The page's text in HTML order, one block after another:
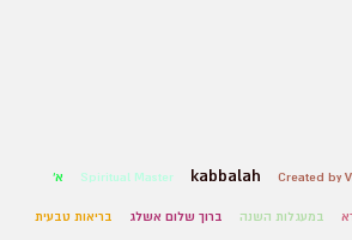
Created by
kabbalah
Spiritual Master א'
במעגלות השנה ברוך שלום אשלג בריאות טבעית